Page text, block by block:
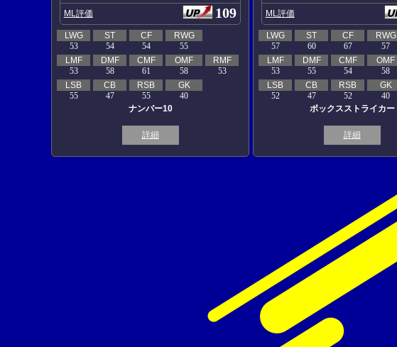
ML評価 109
LWG
53
ST
54
CF
54
RWG
55
LMF
53
DMF
58
CMF
61
OMF
58
RMF
53
LSB
55
CB
47
RSB
55
GK
40
ナンバー10
詳細
ML評価
LWG
57
ST
60
CF
67
RWG
57
LMF
53
DMF
55
CMF
54
OMF
58
LSB
52
CB
47
RSB
52
GK
40
ボックスストライカー
詳細